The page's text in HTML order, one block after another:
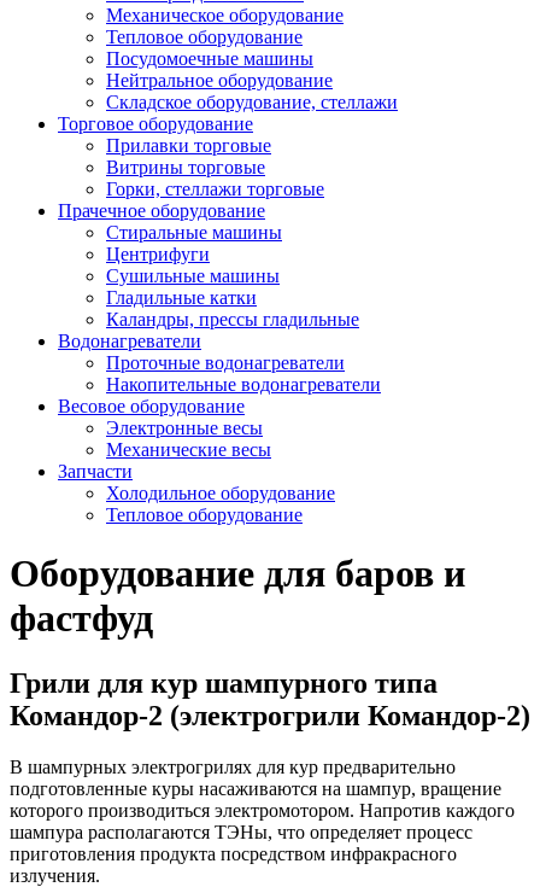
Механическое оборудование
Тепловое оборудование
Посудомоечные машины
Нейтральное оборудование
Складское оборудование, стеллажи
Торговое оборудование
Прилавки торговые
Витрины торговые
Горки, стеллажи торговые
Прачечное оборудование
Стиральные машины
Центрифуги
Сушильные машины
Гладильные катки
Каландры, прессы гладильные
Водонагреватели
Проточные водонагреватели
Накопительные водонагреватели
Весовое оборудование
Электронные весы
Механические весы
Запчасти
Холодильное оборудование
Тепловое оборудование
Оборудование для баров и
фастфуд
Грили для кур шампурного типа
Командор-2 (электрогрили Командор-2)
В шампурных электрогрилях для кур предварительно
подготовленные куры насаживаются на шампур, вращение
которого производиться электромотором. Напротив каждого
шампура располагаются ТЭНы, что определяет процесс
приготовления продукта посредством инфракрасного
излучения.